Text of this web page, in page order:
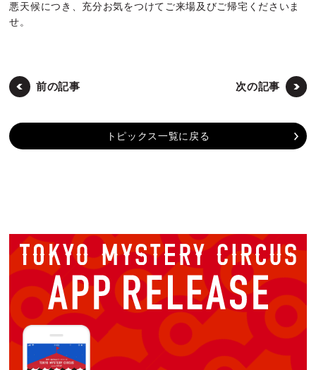
悪天候につき、充分お気をつけてご来場及びご帰宅くださいま
せ。
前の記事 次の記事
トピックス一覧に戻る